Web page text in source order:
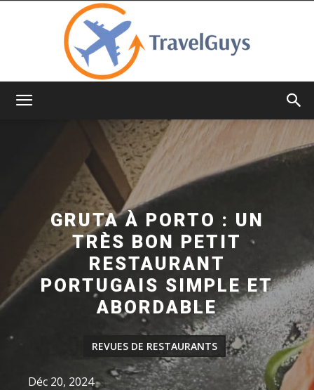
GRUTA À PORTO : UN
TRÈS BON PETIT
RESTAURANT
PORTUGAIS SIMPLE ET
ABORDABLE
REVUES DE RESTAURANTS
Déc 20, 2024